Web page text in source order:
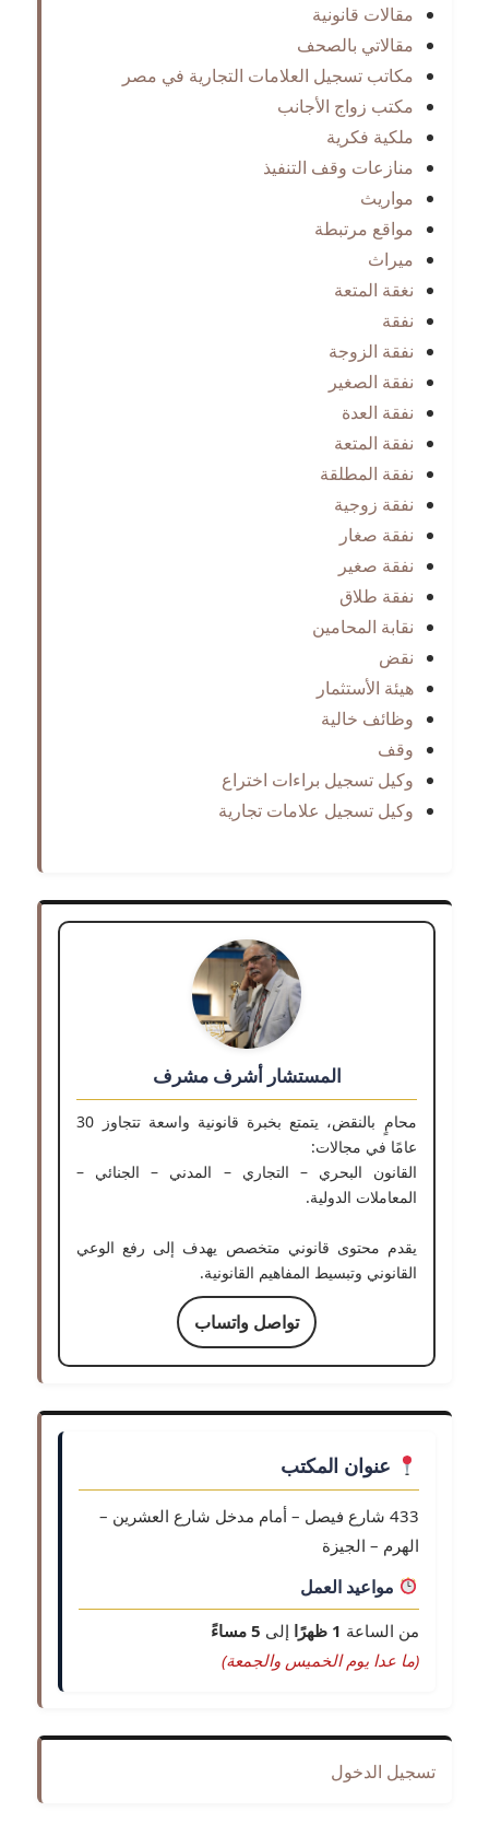
مقالات قانونية
مقالاتي بالصحف
مكاتب تسجيل العلامات التجارية في مصر
مكتب زواج الأجانب
ملكية فكرية
منازعات وقف التنفيذ
مواريث
مواقع مرتبطة
ميراث
نغقة المتعة
نفقة
نفقة الزوجة
نفقة الصغير
نفقة العدة
نفقة المتعة
نفقة المطلقة
نفقة زوجية
نفقة صغار
نفقة صغير
نفقة طلاق
نقابة المحامين
نقض
هيئة الأستثمار
وظائف خالية
وقف
وكيل تسجيل براءات اختراع
وكيل تسجيل علامات تجارية
المستشار أشرف مشرف
محامٍ بالنقض، يتمتع بخبرة قانونية واسعة تتجاوز 30
عامًا في مجالات:
القانون البحري – التجاري – المدني – الجنائي –
المعاملات الدولية.
يقدم محتوى قانوني متخصص يهدف إلى رفع الوعي
القانوني وتبسيط المفاهيم القانونية.
تواصل واتساب
عنوان المكتب
433 شارع فيصل – أمام مدخل شارع العشرين –
الهرم – الجيزة
مواعيد العمل
من الساعة 1 ظهرًا إلى 5 مساءً
(ما عدا يوم الخميس والجمعة)
تسجيل الدخول